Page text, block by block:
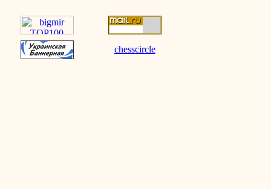
chesscircle